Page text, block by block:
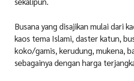
Busana yang disajikan mulai dari
kaos tema Islami, daster katun,
koko/gamis, kerudung, mukena,
sebagainya dengan harga